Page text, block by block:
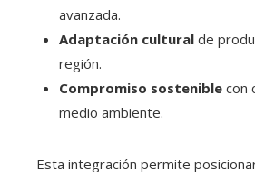
avanzada.
Adaptación cultural de
región.
Compromiso sostenible con
medio ambiente.
Esta integración permite